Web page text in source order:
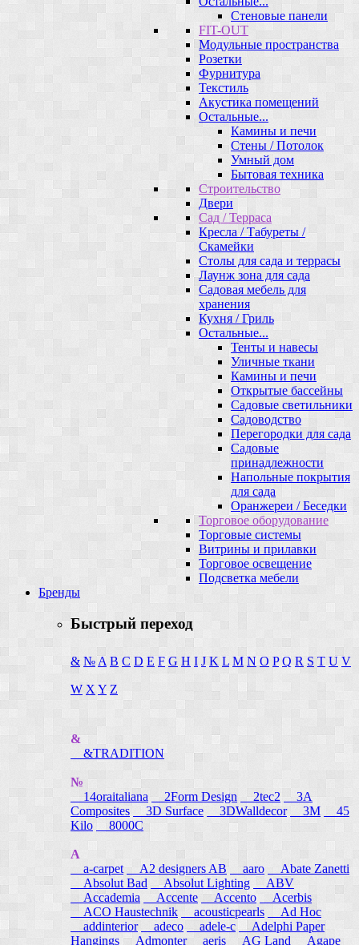
Стеновые панели
FIT-OUT
Модульные пространства
Розетки
Фурнитура
Текстиль
Акустика помещений
Остальные...
Камины и печи
Стены / Потолок
Умный дом
Бытовая техника
Строительство
Двери
Сад / Терраса
Кресла / Табуреты /
Скамейки
Столы для сада и террасы
Лаунж зона для сада
Садовая мебель для
хранения
Кухня / Гриль
Остальные...
Тенты и навесы
Уличные ткани
Камины и печи
Открытые бассейны
Садовые светильники
Садоводство
Перегородки для сада
Садовые
принадлежности
Напольные покрытия
для сада
Оранжереи / Беседки
Торговое оборудование
Торговые системы
Витрины и прилавки
Торговое освещение
Подсветка мебели
Бренды
Быстрый переход
& № A B C D E F G H I J K L M N O P Q R S T U V
W X Y Z
&
&TRADITION
№
14oraitaliana
2Form Design 2tec2
3A
Composites
3D Surface 3DWalldecor 3M
45
Kilo
8000C
A
a-carpet
A2 designers AB aaro
Abate Zanetti
Absolut Bad
Absolut Lighting
ABV
Accademia
Accente Accento
Acerbis
ACO Haustechnik
acousticpearls
Ad Hoc
addinterior
adeco adele-c
Adelphi Paper
Hangings Admonter aeris AG Land Agape